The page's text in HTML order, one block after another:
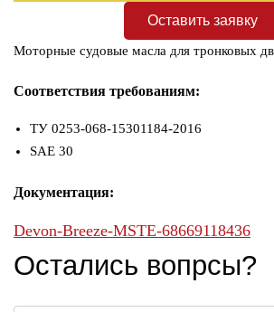
Оставить заявку
Моторные судовые масла для тронковых
Соответствия требованиям:
ТУ 0253-068-15301184-2016
SAE 30
Документация:
Devon-Breeze-MSTE-68669118436
Остались вопрсы?